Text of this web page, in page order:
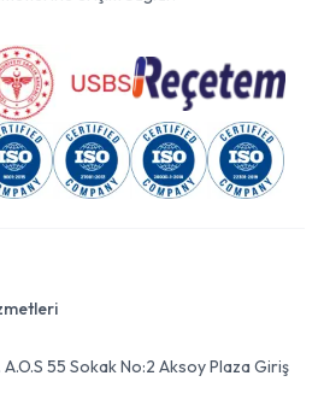
55 Sokak No:2 Aksoy Plaza Giriş